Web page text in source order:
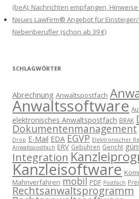
(beA): Nachrichten empfangen,
Neues LawFirm® Angebot für
Nebenberufler (schon ab 39 €)
SCHLAGWÖRTER
Abrechnung Anwaltspostfach
Anwaltssoftware
elektronisches Anwaltspostfach BRAK
Dokumentenmanagement
Drop E-Mail EDA EGVP Elektronischer
Anwaltspostfach ERV Gebühren Gericht
Integration
Kanzleisoftware
Mahnverfahren mobil PDF Postfach
Rechtsanwaltsprogramm